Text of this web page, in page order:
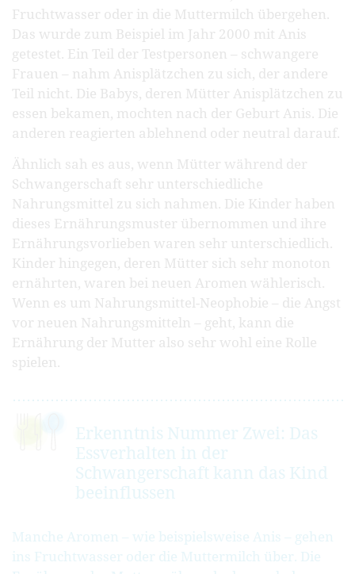
Fruchtwasser oder in die Muttermilch übergehen.
Das wurde zum Beispiel im Jahr 2000 mit Anis
getestet. Ein Teil der Testpersonen – schwangere
Frauen – nahm Anisplätzchen zu sich, der andere
Teil nicht. Die Babys, deren Mütter Anisplätzchen zu
essen bekamen, mochten nach der Geburt Anis. Die
anderen reagierten ablehnend oder neutral darauf.
Ähnlich sah es aus, wenn Mütter während der
Schwangerschaft sehr unterschiedliche
Nahrungsmittel zu sich nahmen. Die Kinder haben
dieses Ernährungsmuster übernommen und ihre
Ernährungsvorlieben waren sehr unterschiedlich.
Kinder hingegen, deren Mütter sich sehr monoton
ernährten, waren bei neuen Aromen wählerisch.
Wenn es um Nahrungsmittel-Neophobie – die Angst
vor neuen Nahrungsmitteln – geht, kann die
Ernährung der Mutter also sehr wohl eine Rolle
spielen.
Erkenntnis Nummer Zwei: Das
Essverhalten in der
Schwangerschaft kann das Kind
beeinflussen
Manche Aromen – wie beispielsweise Anis – gehen
ins Fruchtwasser oder die Muttermilch über. Die